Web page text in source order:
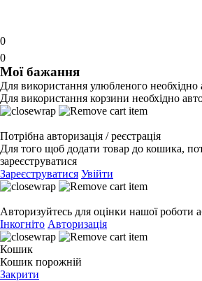
0
0
Мої бажання
Для використання улюбленого необхідно
Для використання корзини необхідно
Потрібна авторизація / реєстрація
Для того щоб додати товар до кошика,
зареєструватися
Зареєструватися Увійти
Авторизуйтесь для оцінки нашої роботи
Інкогніто Авторизація
Кошик
Кошик порожній
Закрити